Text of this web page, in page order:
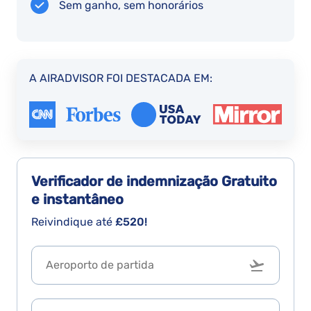
Sem ganho, sem honorários
A AIRADVISOR FOI DESTACADA EM:
Verificador de indemnização Gratuito
e instantâneo
Reivindique até £520!